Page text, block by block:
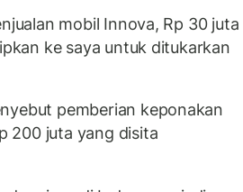
mobil Innova, Rp 30 juta
ke saya untuk ditukarkan
pemberian keponakan
200 juta yang disita